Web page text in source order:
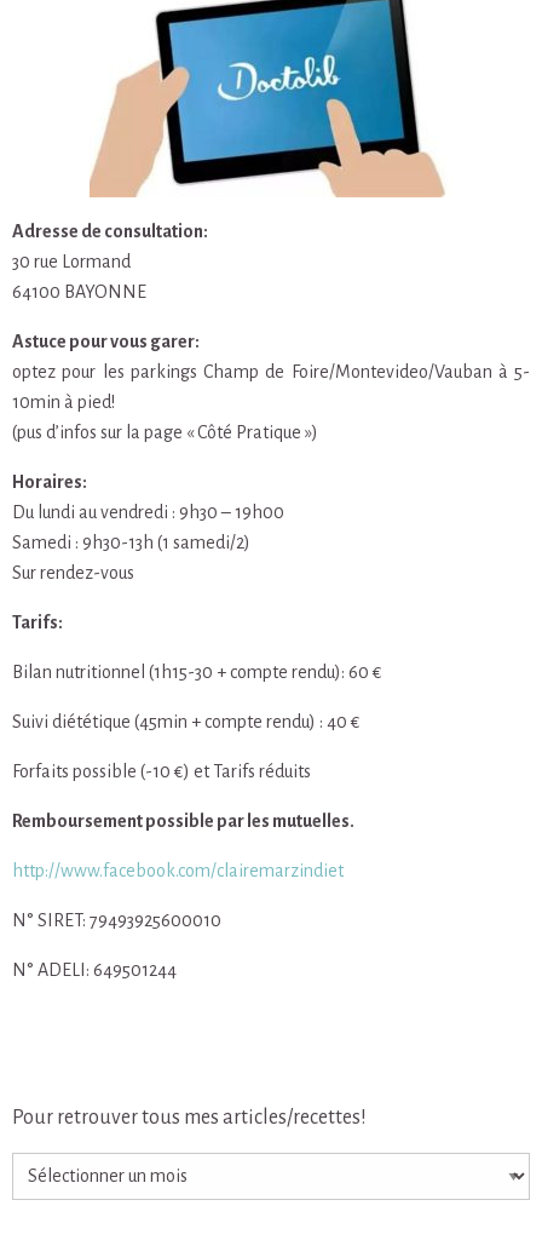
Adresse de consultation:
30 rue Lormand
64100 BAYONNE
Astuce pour vous garer:
optez pour les parkings Champ de Foire/Montevideo/Vauban à 5-
10min à pied!
(pus d’infos sur la page « Côté Pratique »)
Horaires:
Du lundi au vendredi : 9h30 – 19h00
Samedi : 9h30-13h (1 samedi/2)
Sur rendez-vous
Tarifs:
Bilan nutritionnel (1h15-30 + compte rendu): 60 €
Suivi diététique (45min + compte rendu) : 40 €
Forfaits possible (-10 €) et Tarifs réduits
Remboursement possible par les mutuelles.
http://www.facebook.com/clairemarzindiet
N° SIRET: 79493925600010
N° ADELI: 649501244
Pour retrouver tous mes articles/recettes!
Pour
retrouver